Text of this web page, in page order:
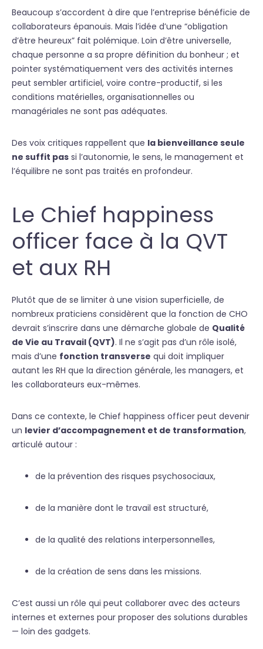
Beaucoup s’accordent à dire que l’entreprise bénéficie de
collaborateurs épanouis. Mais l’idée d’une “obligation
d’être heureux” fait polémique. Loin d’être universelle,
chaque personne a sa propre définition du bonheur ; et
pointer systématiquement vers des activités internes
peut sembler artificiel, voire contre-productif, si les
conditions matérielles, organisationnelles ou
managériales ne sont pas adéquates.
Des voix critiques rappellent que la bienveillance seule
ne suffit pas si l’autonomie, le sens, le management et
l’équilibre ne sont pas traités en profondeur.
Le Chief happiness
officer face à la QVT
et aux RH
Plutôt que de se limiter à une vision superficielle, de
nombreux praticiens considèrent que la fonction de CHO
devrait s’inscrire dans une démarche globale de Qualité
de Vie au Travail (QVT). Il ne s’agit pas d’un rôle isolé,
mais d’une fonction transverse qui doit impliquer
autant les RH que la direction générale, les managers, et
les collaborateurs eux-mêmes.
Dans ce contexte, le Chief happiness officer peut devenir
un levier d’accompagnement et de transformation,
articulé autour :
de la prévention des risques psychosociaux,
de la manière dont le travail est structuré,
de la qualité des relations interpersonnelles,
de la création de sens dans les missions.
C’est aussi un rôle qui peut collaborer avec des acteurs
internes et externes pour proposer des solutions durables
— loin des gadgets.